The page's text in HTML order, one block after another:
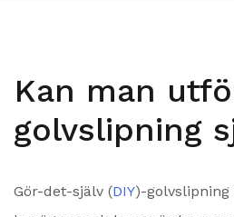
Kan man
golvslipning
Gör-det-själv (DIY)-